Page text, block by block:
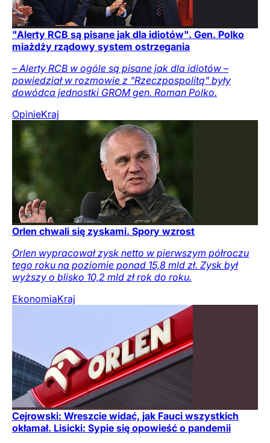
"Alerty RCB są pisane jak dla idiotów". Gen. Polko
miażdży rządowy system ostrzegania
– Alerty RCB w ogóle są pisane jak dla idiotów –
powiedział w rozmowie z "Rzeczpospolitą" były
dowódca jednostki GROM gen. Roman Polko.
OpinieKraj
Orlen chwali się zyskami. Spory wzrost
Orlen wypracował zysk netto w pierwszym półroczu
tego roku na poziomie ponad 15,8 mld zł. Zysk był
wyższy o blisko 10,2 mld zł rok do roku.
EkonomiaKraj
Cejrowski: Wreszcie widać, jak Fauci wszystkich
okłamał. Lisicki: Sypie się opowieść o pandemii